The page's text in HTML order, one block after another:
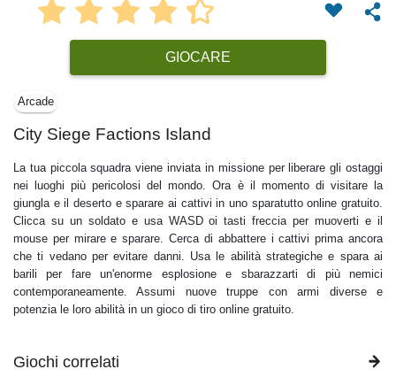
GIOCARE
Arcade
City Siege Factions Island
La tua piccola squadra viene inviata in missione per liberare gli ostaggi
nei luoghi più pericolosi del mondo. Ora è il momento di visitare la
giungla e il deserto e sparare ai cattivi in ​​uno sparatutto online gratuito.
Clicca su un soldato e usa WASD oi tasti freccia per muoverti e il
mouse per mirare e sparare. Cerca di abbattere i cattivi prima ancora
che ti vedano per evitare danni. Usa le abilità strategiche e spara ai
barili per fare un'enorme esplosione e sbarazzarti di più nemici
contemporaneamente. Assumi nuove truppe con armi diverse e
potenzia le loro abilità in un gioco di tiro online gratuito.
Giochi correlati